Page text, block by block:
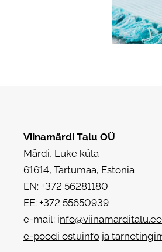
Viinamärdi Talu OÜ
Märdi, Luke küla
61614, Tartumaa, Estonia
EN: +372 56281180
EE: +372 55650939
e-mail: info@viinamarditalu.ee
e-poodi ostuinfo ja